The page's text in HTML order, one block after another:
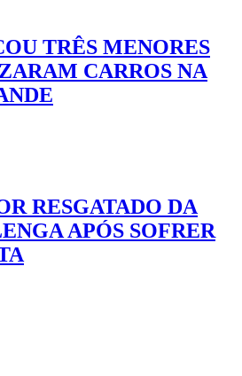
TRÊS MENORES
CARROS NA
RESGATADO DA
APÓS SOFRER